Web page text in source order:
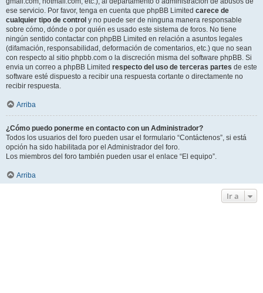
ese servicio. Por favor, tenga en cuenta que phpBB Limited carece de
cualquier tipo de control y no puede ser de ninguna manera responsable
sobre cómo, dónde o por quién es usado este sistema de foros. No tiene
ningún sentido contactar con phpBB Limited en relación a asuntos legales
(difamación, responsabilidad, deformación de comentarios, etc.) que no sean
con respecto al sitio phpbb.com o la discreción misma del software phpBB. Si
envia un correo a phpBB Limited respecto del uso de terceras partes de este
software esté dispuesto a recibir una respuesta cortante o directamente no
recibir respuesta.
Arriba
¿Cómo puedo ponerme en contacto con un Administrador?
Todos los usuarios del foro pueden usar el formulario “Contáctenos”, si está
opción ha sido habilitada por el Administrador del foro.
Los miembros del foro también pueden usar el enlace “El equipo”.
Arriba
Ir a